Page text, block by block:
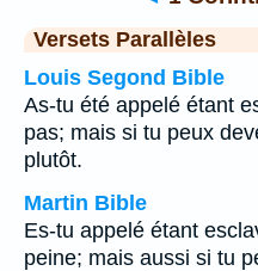
Versets Parallèles
Louis Segond Bible
As-tu été appelé étant
pas; mais si tu peux
plutôt.
Martin Bible
Es-tu appelé étant
peine; mais aussi si tu